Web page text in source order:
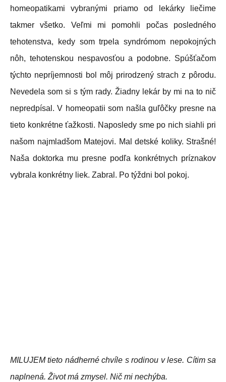
homeopatikami vybranými priamo od lekárky liečime
takmer všetko. Veľmi mi pomohli počas posledného
tehotenstva, kedy som trpela syndrómom nepokojných
nôh, tehotenskou nespavosťou a podobne. Spúšťačom
týchto nepríjemnosti bol môj prirodzený strach z pôrodu.
Nevedela som si s tým rady. Žiadny lekár by mi na to nič
nepredpísal. V homeopatii som našla guľôčky presne na
tieto konkrétne ťažkosti. Naposledy sme po nich siahli pri
našom najmladšom Matejovi. Mal detské koliky. Strašné!
Naša doktorka mu presne podľa konkrétnych príznakov
vybrala konkrétny liek. Zabral. Po týždni bol pokoj.
MILUJEM tieto nádherné chvíle s rodinou v lese. Cítim sa
naplnená. Život má zmysel. Nič mi nechýba.